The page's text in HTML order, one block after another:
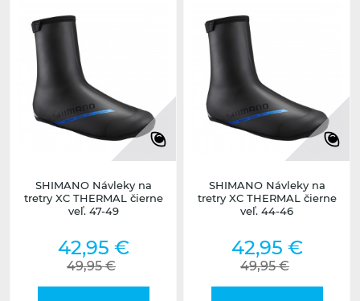
SHIMANO Návleky na
tretry XC THERMAL čierne
veľ. 47-49
42,95 €
49,95 €
SHIMANO Návleky na
tretry XC THERMAL čierne
veľ. 44-46
42,95 €
49,95 €